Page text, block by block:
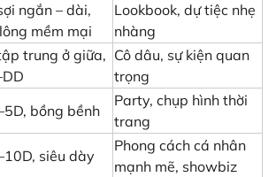
ngắn – dài,
mềm mại
Lookbook, dự tiệc nhẹ
nhàng
trung ở giữa, Cô dâu, sự kiện quan
trọng
bồng bềnh
Party, chụp hình thời
trang
siêu dày
Phong cách cá nhân
mạnh mẽ, showbiz